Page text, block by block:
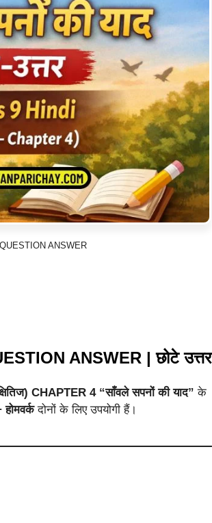
ANSWER
ANSWER | छोटे उत्तर
CHAPTER 4 “साँवले सपनों की याद” के
होमवर्कदोनों के लिए उपयोगी हैं।